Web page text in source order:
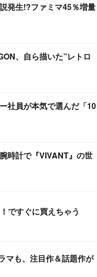
発生!?ファミマ45％増量
、自ら描いた”レトロ
社員が本気で選んだ「10
時計で『VIVANT』の世
ですぐに買えちゃう
マも、注目作＆話題作が